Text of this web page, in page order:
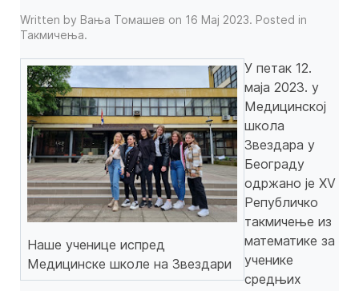
Written by Вања Томашев on 16 Мај 2023. Posted in
Такмичења.
Наше ученице испред
Медицинске школе на Звездари
У петак 12.
маја 2023. у
Медицинској
школа
Звездара у
Београду
одржано је XV
Републичко
такмичење из
математике за
ученике
средњих